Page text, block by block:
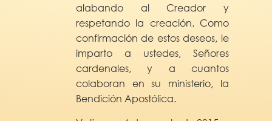
alabando al Creador y
respetando la creación. Como
confirmación de estos deseos, le
imparto a ustedes, Señores
cardenales, y a cuantos
colaboran en su ministerio, la
Bendición Apostólica.